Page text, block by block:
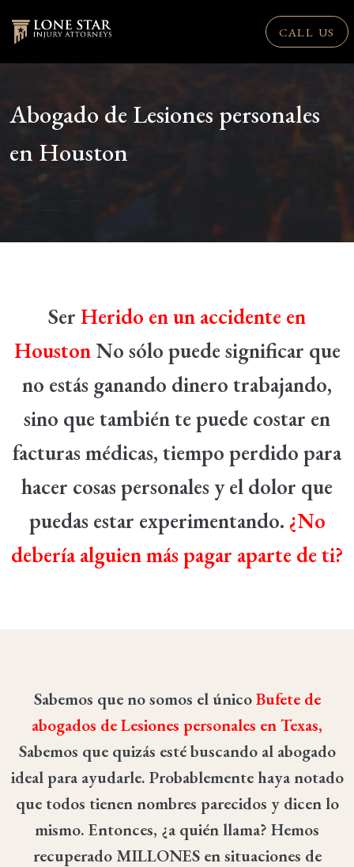
CALL US
Abogado de Lesiones personales
en Houston
Ser Herido en un accidente en
HoustonNo sólo puede significar que
no estás ganando dinero trabajando,
sino que también te puede costar en
facturas médicas, tiempo perdido para
hacer cosas personales y el dolor que
puedas estar experimentando. ¿No
debería alguien más pagar aparte de ti?
Sabemos que no somos el únicoBufete de
abogados de Lesiones personales en Texas,
Sabemos que quizás esté buscando al abogado
ideal para ayudarle. Probablemente haya notado
que todos tienen nombres parecidos y dicen lo
mismo. Entonces, ¿a quién llama? Hemos
recuperado MILLONESen situaciones de